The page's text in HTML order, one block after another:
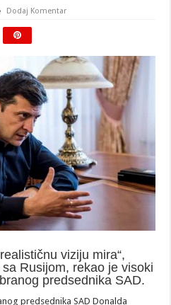
Dodaj Komentar
viziju mira“,
Rusijom, rekao je visoki
predsednika SAD.
predsednika SAD Donalda